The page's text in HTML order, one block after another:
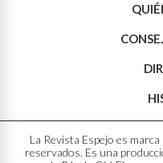
La Revista Espejo es
reservados. Es una